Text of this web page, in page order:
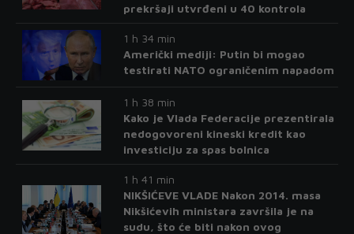
prekršaji utvrđeni u 40 kontrola
1 h 34 min
Američki mediji: Putin bi mogao
testirati NATO ograničenim napadom
1 h 38 min
Kako je Vlada Federacije prezentirala
nedogovoreni kineski kredit kao
investiciju za spas bolnica
1 h 41 min
NIKŠIĆEVE VLADE Nakon 2014. masa
Nikšićevih ministara završila je na
sudu, što će biti nakon ovog